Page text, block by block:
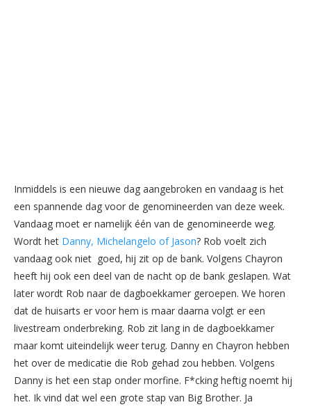
Inmiddels is een nieuwe dag aangebroken en vandaag is het
een spannende dag voor de genomineerden van deze week.
Vandaag moet er namelijk één van de genomineerde weg.
Wordt het Danny, Michelangelo of Jason? Rob voelt zich
vandaag ook niet goed, hij zit op de bank. Volgens Chayron
heeft hij ook een deel van de nacht op de bank geslapen. Wat
later wordt Rob naar de dagboekkamer geroepen. We horen
dat de huisarts er voor hem is maar daarna volgt er een
livestream onderbreking. Rob zit lang in de dagboekkamer
maar komt uiteindelijk weer terug. Danny en Chayron hebben
het over de medicatie die Rob gehad zou hebben. Volgens
Danny is het een stap onder morfine. F*cking heftig noemt hij
het. Ik vind dat wel een grote stap van Big Brother. Ja